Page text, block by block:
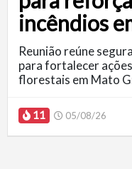
incêndios
Reunião reúne
para fortalecer
florestais em Mato
11 05/08/26